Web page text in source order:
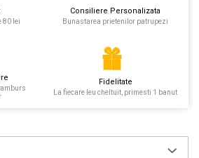
80 lei
Consiliere Personalizata
Bunastarea prietenilor patrupezi
Fidelitate
La fiecare leu cheltuit, primesti 1 banut